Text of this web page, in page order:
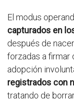
El modus
capturados en
después de
forzadas a firmar
adopción
registrados con
tratando de